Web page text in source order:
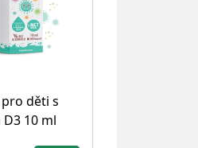
děti s
10 ml